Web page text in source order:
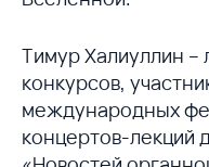
Тимур Халиуллин
конкурсов,
международных
концертов-лекций